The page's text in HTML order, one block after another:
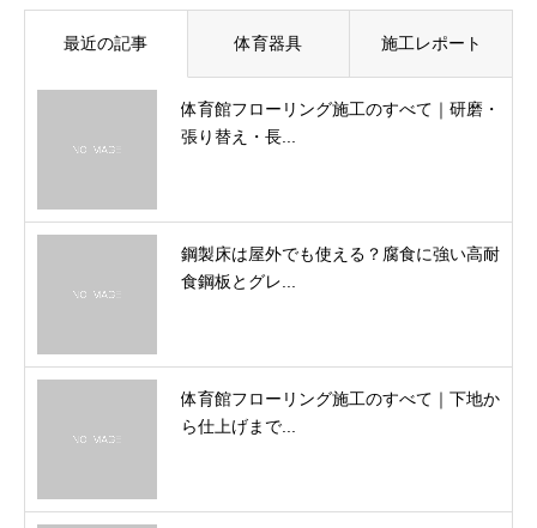
最近の記事 体育器具 施工レポート
体育館フローリング施工のすべて｜研磨・
張り替え・長...
鋼製床は屋外でも使える？腐食に強い高耐
食鋼板とグレ...
体育館フローリング施工のすべて｜下地か
ら仕上げまで...